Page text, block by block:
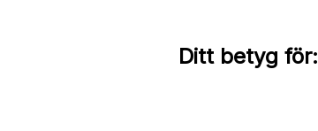
Ditt betyg för: